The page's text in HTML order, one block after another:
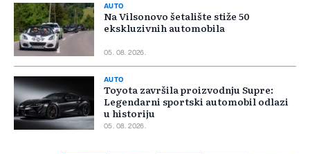
AUTO
Na Vilsonovo šetalište stiže 50
ekskluzivnih automobila
05. 08. 2026.
AUTO
Toyota završila proizvodnju Supre:
Legendarni sportski automobil odlazi
u historiju
05. 08. 2026.